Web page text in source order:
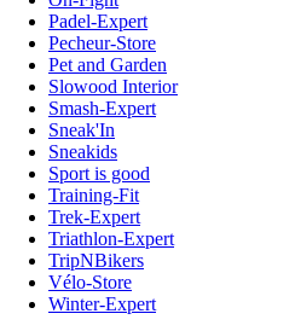
Padel-Expert
Pecheur-Store
Pet and Garden
Slowood Interior
Smash-Expert
Sneak'In
Sneakids
Sport is good
Training-Fit
Trek-Expert
Triathlon-Expert
TripNBikers
Vélo-Store
Winter-Expert